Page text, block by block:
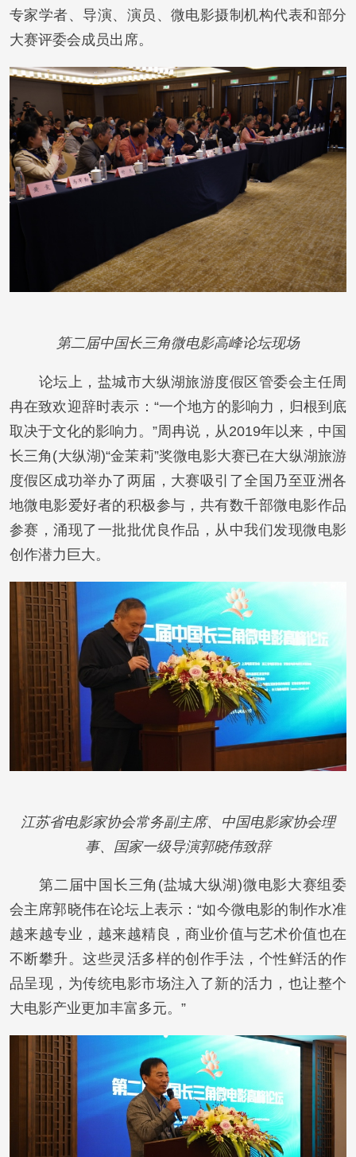
专家学者、导演、演员、微电影摄制机构代表和部分
大赛评委会成员出席。
第二届中国长三角微电影高峰论坛现场
论坛上，盐城市大纵湖旅游度假区管委会主任周
冉在致欢迎辞时表示：“一个地方的影响力，归根到底
取决于文化的影响力。”周冉说，从2019年以来，中国
长三角(大纵湖)“金茉莉”奖微电影大赛已在大纵湖旅游
度假区成功举办了两届，大赛吸引了全国乃至亚洲各
地微电影爱好者的积极参与，共有数千部微电影作品
参赛，涌现了一批批优良作品，从中我们发现微电影
创作潜力巨大。
江苏省电影家协会常务副主席、中国电影家协会理
事、国家一级导演郭晓伟致辞
第二届中国长三角(盐城大纵湖)微电影大赛组委
会主席郭晓伟在论坛上表示：“如今微电影的制作水准
越来越专业，越来越精良，商业价值与艺术价值也在
不断攀升。这些灵活多样的创作手法，个性鲜活的作
品呈现，为传统电影市场注入了新的活力，也让整个
大电影产业更加丰富多元。”